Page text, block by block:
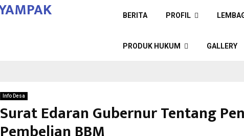
BERITA PROFIL
PRODUK HUKUM GALLERY
Info Desa
Surat Edaran Gubernur Tentang